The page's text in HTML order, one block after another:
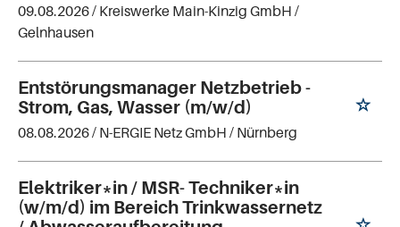
09.08.2026 / Kreiswerke Main-Kinzig GmbH /
Gelnhausen
Entstörungsmanager Netzbetrieb -
Strom, Gas, Wasser (m/w/d)
08.08.2026 / N-ERGIE Netz GmbH / Nürnberg
Elektriker*in / MSR- Techniker*in
(w/m/d) im Bereich Trinkwassernetz